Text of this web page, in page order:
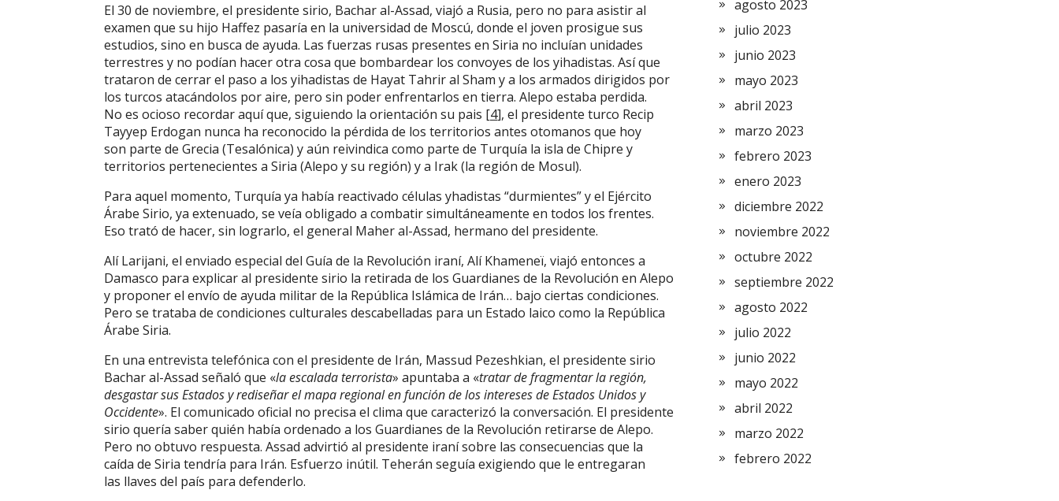
El 30 de noviembre, el presidente sirio, Bachar al-Assad, viajó a Rusia, pero no para asistir al
examen que su hijo Haffez pasaría en la universidad de Moscú, donde el joven prosigue sus
estudios, sino en busca de ayuda. Las fuerzas rusas presentes en Siria no incluían unidades
terrestres y no podían hacer otra cosa que bombardear los convoyes de los yihadistas. Así que
trataron de cerrar el paso a los yihadistas de Hayat Tahrir al Sham y a los armados dirigidos por
los turcos atacándolos por aire, pero sin poder enfrentarlos en tierra. Alepo estaba perdida.
No es ocioso recordar aquí que, siguiendo la orientación su pais [4], el presidente turco Recip
Tayyep Erdogan nunca ha reconocido la pérdida de los territorios antes otomanos que hoy
son parte de Grecia (Tesalónica) y aún reivindica como parte de Turquía la isla de Chipre y
territorios pertenecientes a Siria (Alepo y su región) y a Irak (la región de Mosul).
Para aquel momento, Turquía ya había reactivado células yhadistas “durmientes” y el Ejército
Árabe Sirio, ya extenuado, se veía obligado a combatir simultáneamente en todos los frentes.
Eso trató de hacer, sin lograrlo, el general Maher al-Assad, hermano del presidente.
Alí Larijani, el enviado especial del Guía de la Revolución iraní, Alí Khameneï, viajó entonces a
Damasco para explicar al presidente sirio la retirada de los Guardianes de la Revolución en Alepo
y proponer el envío de ayuda militar de la República Islámica de Irán… bajo ciertas condiciones.
Pero se trataba de condiciones culturales descabelladas para un Estado laico como la República
Árabe Siria.
En una entrevista telefónica con el presidente de Irán, Massud Pezeshkian, el presidente sirio
Bachar al-Assad señaló que «la escalada terrorista» apuntaba a «tratar de fragmentar la región,
desgastar sus Estados y rediseñar el mapa regional en función de los intereses de Estados Unidos y
Occidente». El comunicado oficial no precisa el clima que caracterizó la conversación. El presidente
sirio quería saber quién había ordenado a los Guardianes de la Revolución retirarse de Alepo.
Pero no obtuvo respuesta. Assad advirtió al presidente iraní sobre las consecuencias que la
caída de Siria tendría para Irán. Esfuerzo inútil. Teherán seguía exigiendo que le entregaran
las llaves del país para defenderlo.
agosto 2023
julio 2023
junio 2023
mayo 2023
abril 2023
marzo 2023
febrero 2023
enero 2023
diciembre 2022
noviembre 2022
octubre 2022
septiembre 2022
agosto 2022
julio 2022
junio 2022
mayo 2022
abril 2022
marzo 2022
febrero 2022